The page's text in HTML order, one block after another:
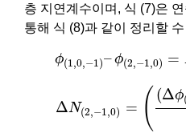
층 지연계수이며, 식 (7)은
통해 식 (8)과 같이 정리할
ϕ(1,0,−1)–ϕ(2,−1,0) =
1 ϕ
ΔN(2,−1,0) = ( (Δϕ
ϕ 1